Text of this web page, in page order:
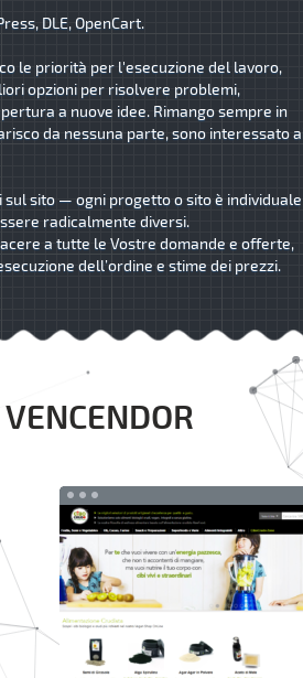
DLE, OpenCart.
le priorità per l'esecuzione del lavoro,
opzioni per risolvere problemi,
a nuove idee. Rimango sempre in
da nessuna parte, sono interessato
sul sito — ogni progetto o sito è individuale
radicalmente diversi.
a tutte le Vostre domande e offerte,
dell’ordine e stime dei prezzi.